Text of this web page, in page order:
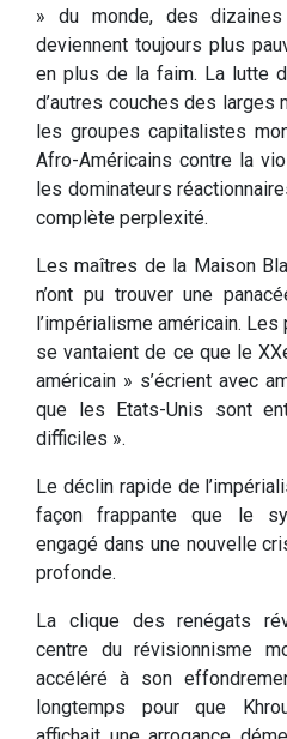
» du monde, des dizaines
deviennent toujours plus
en plus de la faim. La lutte
d’autres couches des
les groupes capitalistes
Afro-Américains contre la
les dominateurs
complète perplexité.
Les maîtres de la Maison
n’ont pu trouver une
l’impérialisme américain.
se vantaient de ce que le
américain » s’écrient avec
que les Etats-Unis sont
difficiles ».
Le déclin rapide de
façon frappante que le
engagé dans une nouvelle
profonde.
La clique des renégats
centre du révisionnisme
accéléré à son
longtemps pour que